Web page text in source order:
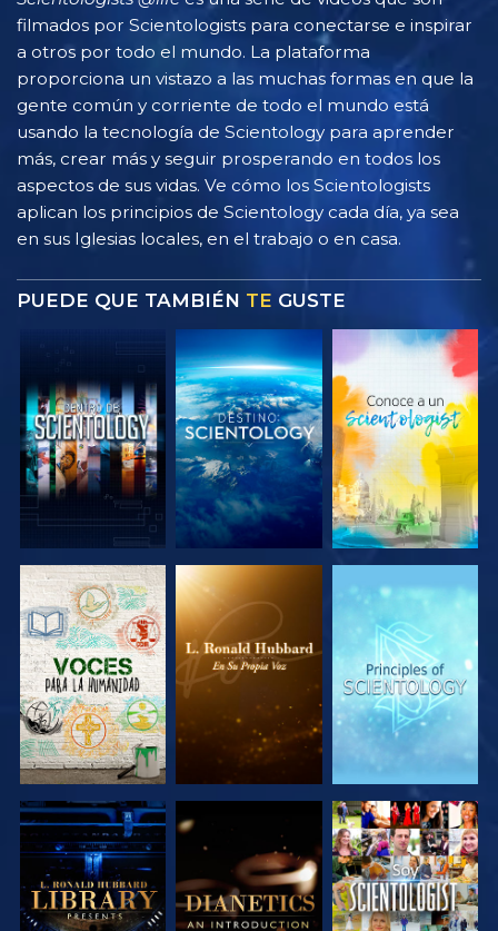
filmados por Scientologists para conectarse e inspirar
a otros por todo el mundo. La plataforma
proporciona un vistazo a las muchas formas en que la
gente común y corriente de todo el mundo está
usando la tecnología de Scientology para aprender
más, crear más y seguir prosperando en todos los
aspectos de sus vidas. Ve cómo los Scientologists
aplican los principios de Scientology cada día, ya sea
en sus Iglesias locales, en el trabajo o en casa.
PUEDE QUE TAMBIÉN TE GUSTE
EXPLORA LAS
SERIES
EXPLORA LAS
SERIES
EXPLORA LAS
SERIES
EXPLORA LAS
SERIES
EXPLORA LAS
SERIES
VE